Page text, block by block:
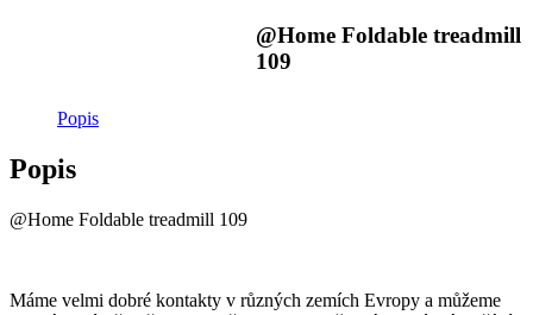
@Home Foldable treadmill
109
Popis
Popis
@Home Foldable treadmill 109
Máme velmi dobré kontakty v různých zemích Evropy a můžeme